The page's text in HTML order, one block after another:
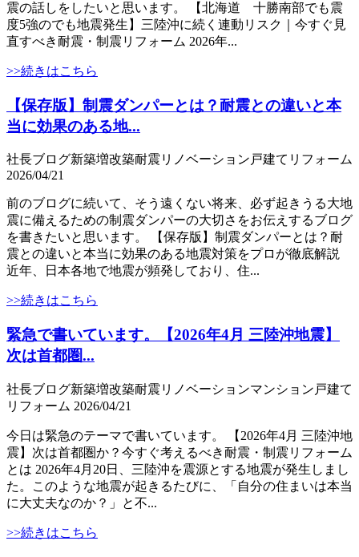
震の話しをしたいと思います。 【北海道 十勝南部でも震
度5強のでも地震発生】三陸沖に続く連動リスク｜今すぐ見
直すべき耐震・制震リフォーム 2026年...
>>続きはこちら
【保存版】制震ダンパーとは？耐震との違いと本
当に効果のある地...
社長ブログ新築増改築耐震 リノベーション 戸建て リフォーム
2026/04/21
前のブログに続いて、そう遠くない将来、必ず起きうる大地
震に備えるための制震ダンパーの大切さをお伝えするブログ
を書きたいと思います。 【保存版】制震ダンパーとは？耐
震との違いと本当に効果のある地震対策をプロが徹底解説
近年、日本各地で地震が頻発しており、住...
>>続きはこちら
緊急で書いています。【2026年4月 三陸沖地震】
次は首都圏...
社長ブログ新築増改築耐震 リノベーションマンション 戸建て
リフォーム 2026/04/21
今日は緊急のテーマで書いています。 【2026年4月 三陸沖地
震】次は首都圏か？今すぐ考えるべき耐震・制震リフォーム
とは 2026年4月20日、三陸沖を震源とする地震が発生しまし
た。このような地震が起きるたびに、「自分の住まいは本当
に大丈夫なのか？」と不...
>>続きはこちら